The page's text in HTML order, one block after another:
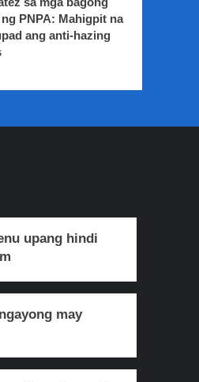
PNPA: Mahigpit na
ang anti-hazing
upang hindi
may